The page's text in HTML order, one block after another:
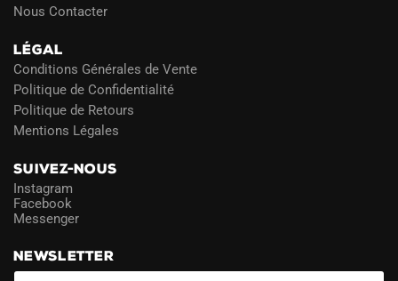
Nous Contacter
LÉGAL
Conditions Générales de Vente
Politique de Confidentialité
Politique de Retours
Mentions Légales
SUIVEZ-NOUS
Instagram
Facebook
Messenger
NEWSLETTER